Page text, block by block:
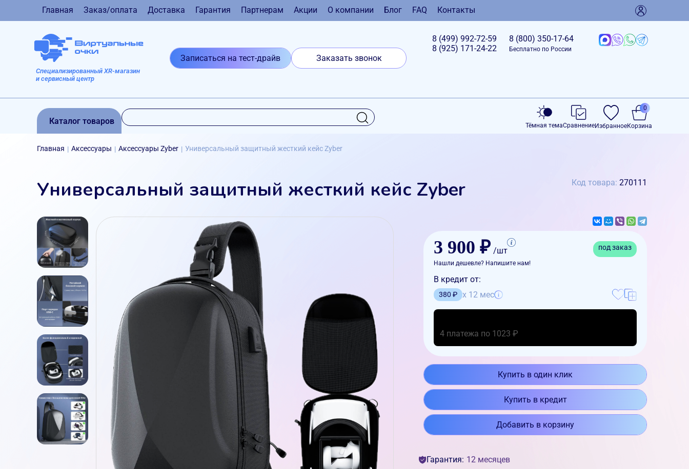
Главная Заказ/оплата Доставка Гарантия Партнерам Акции О компании Блог FAQ Контакты
Специализированный XR-магазин
и сервисный центр
Записаться на тест-драйв Заказать звонок
8 (499) 992-72-59
8 (925) 171-24-22
8 (800) 350-17-64
Бесплатно по России
Каталог товаров Тёмная темаСравнениеИзбранноеКорзина
0
Главная | Аксессуары | Аксессуары Zyber | Универсальный защитный жесткий кейс Zyber
Универсальный защитный жесткий кейс Zyber Код товара: 270111
3 900 ₽ /шт под заказ
Нашли дешевле? Напишите нам!
В кредит от:
380 ₽ x 12 мес
4 платежа по 1023 ₽
Купить в один клик
Купить в кредит
Добавить в корзину
Гарантия: 12 месяцев